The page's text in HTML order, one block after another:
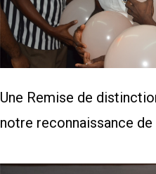
Une Remise de
notre reconnaissance